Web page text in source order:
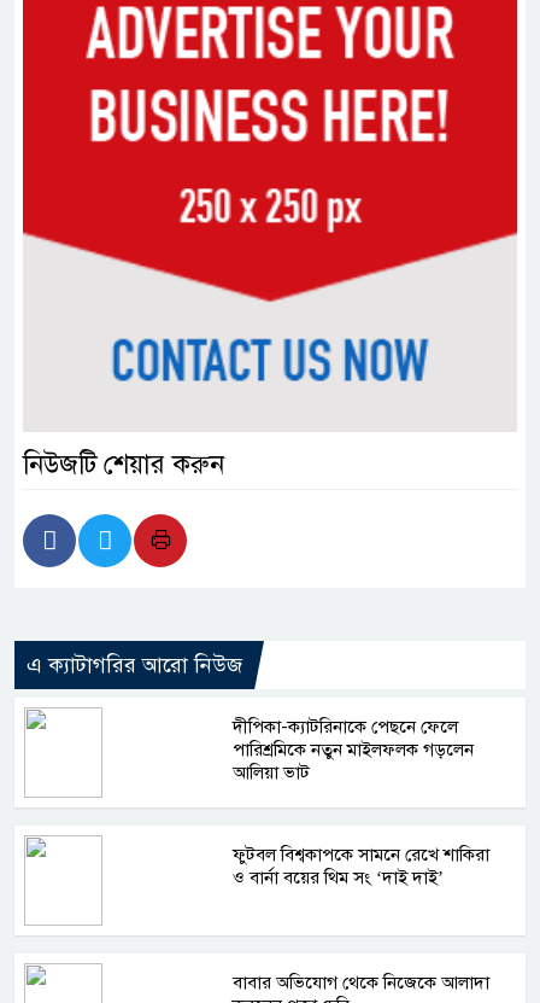
নিউজটি শেয়ার করুন
এ ক্যাটাগরির আরো নিউজ
দীপিকা-ক্যাটরিনাকে পেছনে ফেলে
পারিশ্রমিকে নতুন মাইলফলক গড়লেন
আলিয়া ভাট
ফুটবল বিশ্বকাপকে সামনে রেখে শাকিরা
ও বার্না বয়ের থিম সং ‘দাই দাই’
বাবার অভিযোগ থেকে নিজেকে আলাদা